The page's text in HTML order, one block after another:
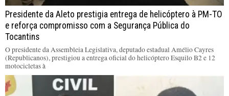
Presidente da Aleto prestigia entrega de helicóptero à PM-TO
e reforça compromisso com a Segurança Pública do
Tocantins
O presidente da Assembleia Legislativa, deputado estadual Amélio Cayres
(Republicanos), prestigiou a entrega oficial do helicóptero Esquilo B2 e 12
motocicletas à